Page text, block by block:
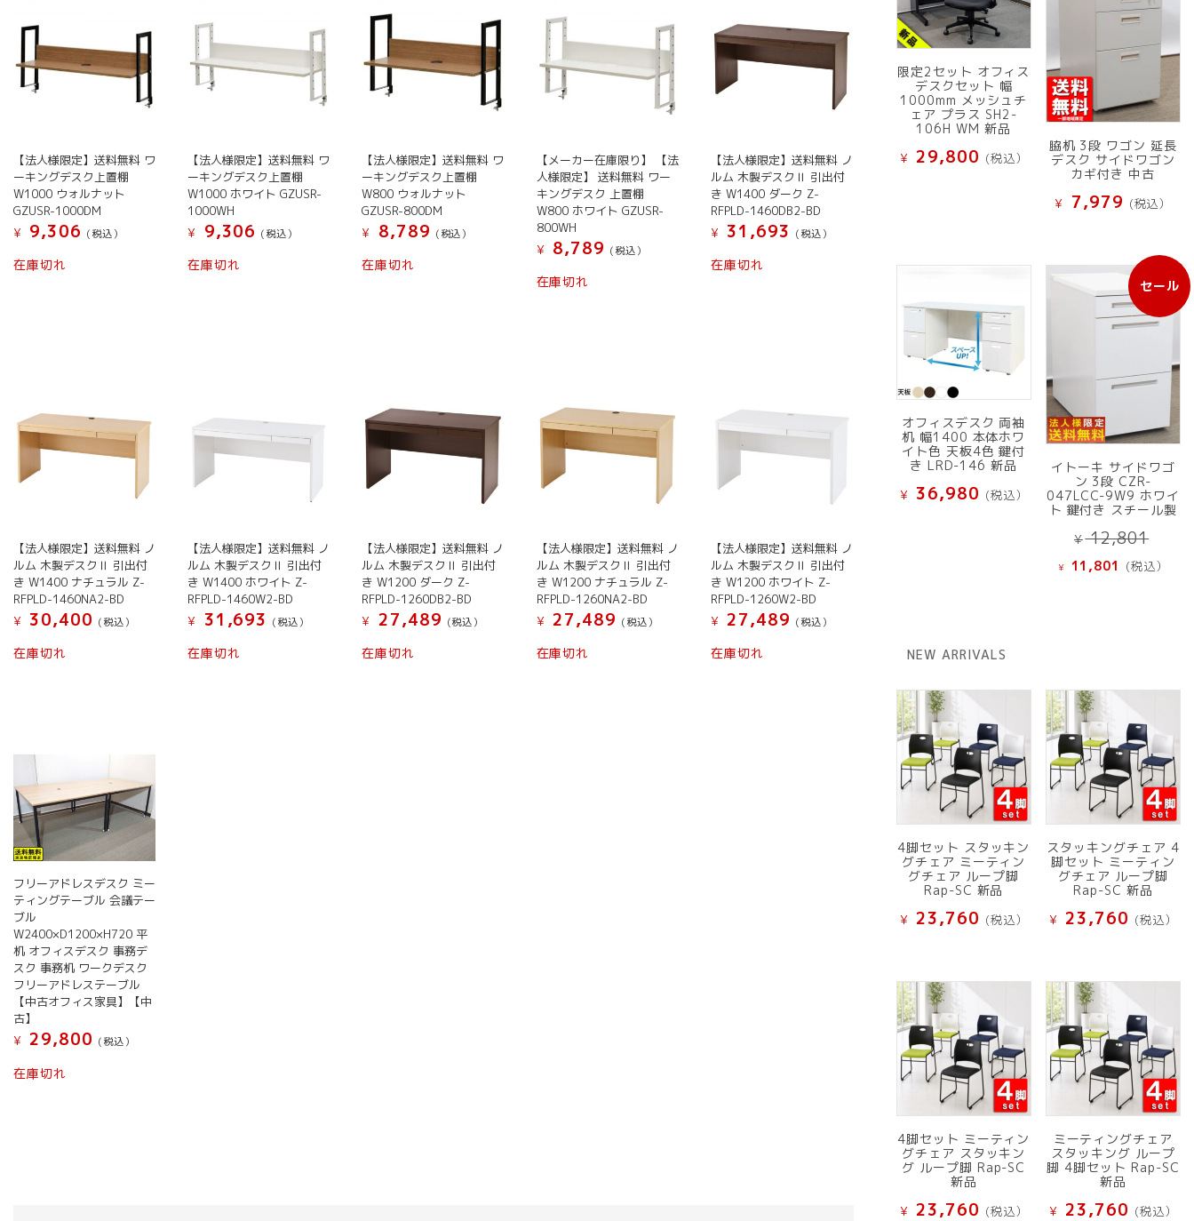
【法人様限定】送料無料 ワ
ーキングデスク上置棚
W1000 ウォルナット
GZUSR-1000DM
¥
9,306 (税込）
在庫切れ
【法人様限定】送料無料 ワ
ーキングデスク上置棚
W1000 ホワイト GZUSR-
1000WH
¥
9,306 (税込）
在庫切れ
【法人様限定】送料無料 ワ
ーキングデスク上置棚
W800 ウォルナット
GZUSR-800DM
¥
8,789 (税込）
在庫切れ
【メーカー在庫限り】 【法
人様限定】 送料無料 ワー
キングデスク 上置棚
W800 ホワイト GZUSR-
800WH
¥
8,789 (税込）
在庫切れ
【法人様限定】送料無料 ノ
ルム 木製デスクⅡ 引出付
き W1400 ダーク Z-
RFPLD-1460DB2-BD
¥
31,693 (税込）
在庫切れ
【法人様限定】送料無料 ノ
ルム 木製デスクⅡ 引出付
き W1400 ナチュラル Z-
RFPLD-1460NA2-BD
¥
30,400 (税込）
在庫切れ
【法人様限定】送料無料 ノ
ルム 木製デスクⅡ 引出付
き W1400 ホワイト Z-
RFPLD-1460W2-BD
¥
31,693 (税込）
在庫切れ
【法人様限定】送料無料 ノ
ルム 木製デスクⅡ 引出付
き W1200 ダーク Z-
RFPLD-1260DB2-BD
¥
27,489 (税込）
在庫切れ
【法人様限定】送料無料 ノ
ルム 木製デスクⅡ 引出付
き W1200 ナチュラル Z-
RFPLD-1260NA2-BD
¥ 27,489 (税込）
在庫切れ
【法人様限定】送料無料 ノ
ルム 木製デスクⅡ 引出付
き W1200 ホワイト Z-
RFPLD-1260W2-BD
¥ 27,489 (税込）
在庫切れ
フリーアドレスデスク ミー
ティングテーブル 会議テー
ブル
W2400×D1200×H720 平
机 オフィスデスク 事務デ
スク 事務机 ワークデスク
フリーアドレステーブル
【中古オフィス家具】【中
古】
¥ 29,800 (税込）
在庫切れ
限定2セット オフィス
デスクセット 幅
1000mm メッシュチ
ェア プラス SH2-
106H WM 新品
¥ 29,800 (税込）
脇机 3段 ワゴン 延長
デスク サイドワゴン
カギ付き 中古
¥ 7,979 (税込）
オフィスデスク 両袖
机 幅1400 本体ホワ
イト色 天板4色 鍵付
き LRD-146 新品
¥ 36,980 (税込）
セール
販
売
中
品
イトーキ サイドワゴ
ン 3段 CZR-
047LCC-9W9 ホワイ
ト 鍵付き スチール製
¥12,801
の
価
¥ 11,801 現
で
す。
(税込）
NEW ARRIVALS
4脚セット スタッキン
グチェア ミーティン
グチェア ループ脚
Rap-SC 新品
¥ 23,760 (税込）
スタッキングチェア 4
脚セット ミーティン
グチェア ループ脚
Rap-SC 新品
¥ 23,760 (税込）
4脚セット ミーティン
グチェア スタッキン
グ ループ脚 Rap-SC
新品
¥ 23,760 (税込）
ミーティングチェア
スタッキング ループ
脚 4脚セット Rap-SC
新品
¥ 23,760 (税込）